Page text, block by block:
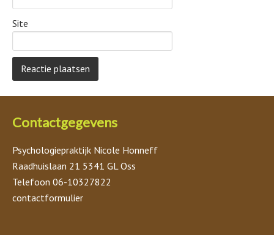
Site
Contactgegevens
Psychologiepraktijk Nicole Honneff
Raadhuislaan 21 5341 GL Oss
Telefoon 06-10327822
contactformulier